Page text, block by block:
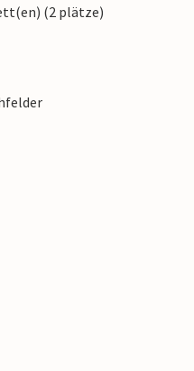
(2 plätze)